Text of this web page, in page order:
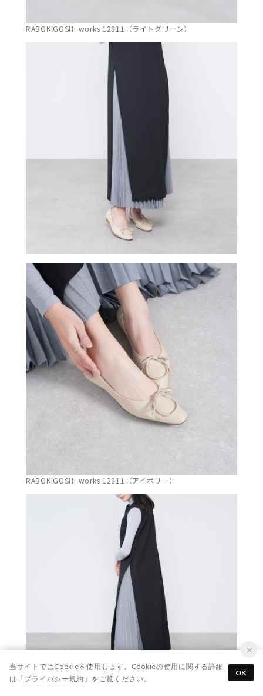
RABOKIGOSHI works 12811（ライトグリーン）
RABOKIGOSHI works 12811（アイボリー）
当サイトではCookieを使用します。Cookieの使用に関する詳細
は「プライバシー規約 」をご覧ください。
OK